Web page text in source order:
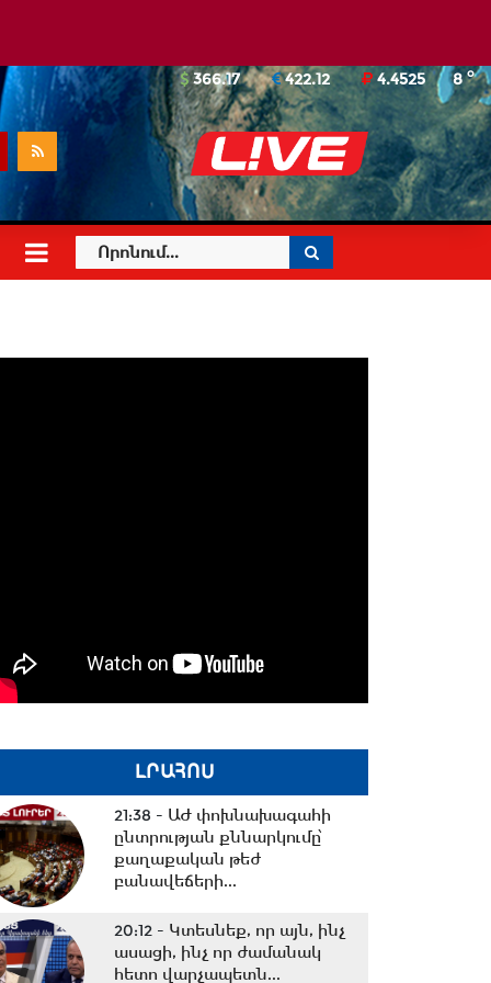
8o
366.17 422.12 4.4525
ԼՐԱՀՈՍ
21:38 - ԱԺ փոխնախագահի
ընտրության քննարկումը՝
քաղաքական թեժ
բանավեճերի...
20:12 - Կտեսնեք, որ այն, ինչ
ասացի, ինչ որ ժամանակ
հետո վարչապետն...